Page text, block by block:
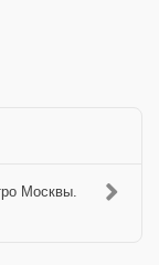
Москвы.